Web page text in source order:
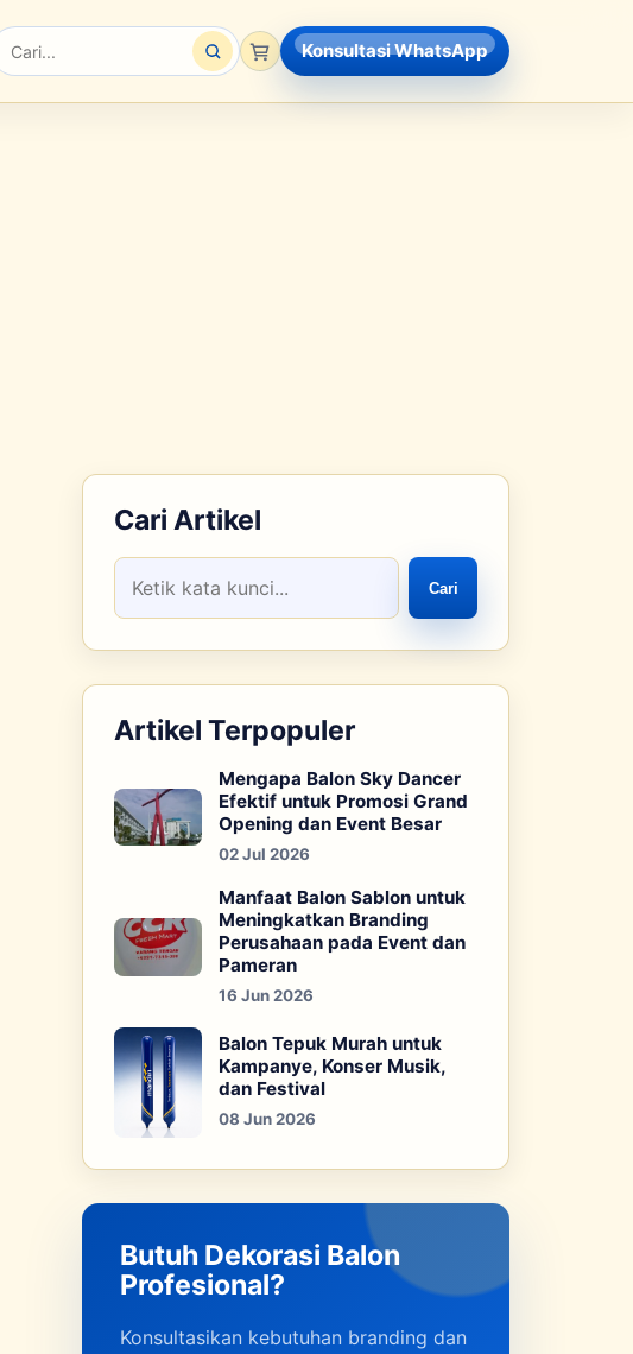
Cari
Konsultasi WhatsApp
Cari Artikel
Cari
Artikel Terpopuler
Mengapa Balon Sky Dancer
Efektif untuk Promosi Grand
Opening dan Event Besar
02 Jul 2026
Manfaat Balon Sablon untuk
Meningkatkan Branding
Perusahaan pada Event dan
Pameran
16 Jun 2026
Balon Tepuk Murah untuk
Kampanye, Konser Musik,
dan Festival
08 Jun 2026
Butuh Dekorasi Balon
Profesional?
Konsultasikan kebutuhan branding dan